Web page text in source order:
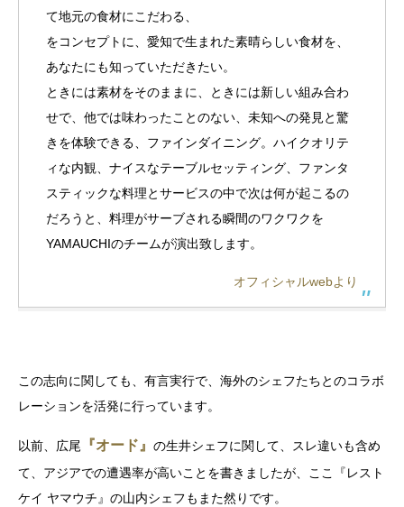
て地元の食材にこだわる、
をコンセプトに、愛知で生まれた素晴らしい食材を、
あなたにも知っていただきたい。
ときには素材をそのままに、ときには新しい組み合わ
せで、他では味わったことのない、未知への発見と驚
きを体験できる、ファインダイニング。ハイクオリテ
ィな内観、ナイスなテーブルセッティング、ファンタ
スティックな料理とサービスの中で次は何が起こるの
だろうと、料理がサーブされる瞬間のワクワクを
YAMAUCHIのチームが演出致します。
オフィシャルwebより
この志向に関しても、有言実行で、海外のシェフたちとのコラボ
レーションを活発に行っています。
以前、広尾 『オード』 の生井シェフに関して、スレ違いも含め
て、アジアでの遭遇率が高いことを書きましたが、ここ『レスト
ケイ ヤマウチ』の山内シェフもまた然りです。